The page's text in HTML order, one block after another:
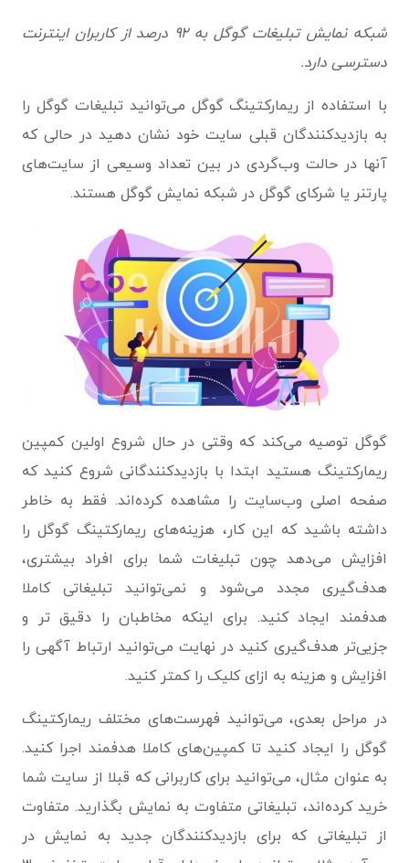
شبکه نمایش تبلیغات گوگل به ۹۲ درصد از کاربران اینترنت
دسترسی دارد.
با استفاده از ریمارکتینگ گوگل می‌توانید تبلیغات گوگل را
به بازدیدکنندگان قبلی سایت خود نشان دهید در حالی که
آنها در حالت وب‌گردی در بین تعداد وسیعی از سایت‌های
پارتنر یا شرکای گوگل در شبکه نمایش گوگل هستند.
گوگل توصیه می‌کند که وقتی در حال شروع اولین کمپین
ریمارکتینگ هستید ابتدا با بازدیدکنندگانی شروع کنید که
صفحه اصلی وب‌سایت را مشاهده کرده‌اند. فقط به خاطر
داشته باشید که این کار، هزینه‌های ریمارکتینگ گوگل را
افزایش می‌دهد چون تبلیغات شما برای افراد بیشتری،
هدف‌گیری مجدد می‌شود و نمی‌توانید تبلیغاتی کاملا
هدفمند ایجاد کنید. برای اینکه مخاطبان را دقیق تر و
جزیی‌تر هدف‌گیری کنید در نهایت می‌توانید ارتباط آگهی را
افزایش و هزینه به ازای کلیک را کمتر کنید.
در مراحل بعدی، می‌توانید فهرست‌های مختلف ریمارکتینگ
گوگل را ایجاد کنید تا کمپین‌های کاملا هدفمند اجرا کنید.
به عنوان مثال، می‌توانید برای کاربرانی که قبلا از سایت شما
خرید کرده‌اند، تبلیغاتی متفاوت به نمایش بگذارید. متفاوت
از تبلیغاتی که برای بازدیدکنندگان جدید به نمایش در